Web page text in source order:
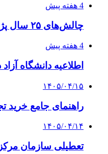
4 هفته پیش
چالش‌های ۲۵ سال پژوهش در حوزه انسجام اجتماعی
4 هفته پیش
اطلاعیه دانشگاه
۱۴۰۵/۰۴/۱۵
راهنمای جامع خرید
۱۴۰۵/۰۴/۱۴
تعطیلی سازمان